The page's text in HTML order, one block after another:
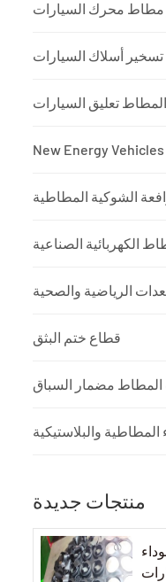
مطاط محرك السيارات
أسلاك السيارات
تعليق السيارات
New Energy
الشوكية المطاطية
الكهربائية الصناعية
الرياضية والصحية
قطاع ختم البثق
المطاط مضمار السباق
المطاطية والبلاستيكية
منتجات جديدة